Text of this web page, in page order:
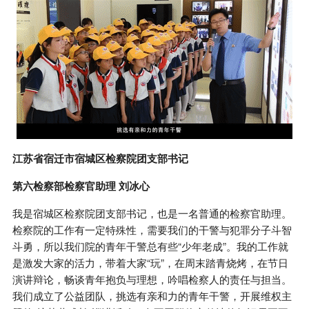
江苏省宿迁市宿城区检察院团支部书记
第六检察部检察官助理 刘冰心
我是宿城区检察院团支部书记，也是一名普通的检察官助理。
检察院的工作有一定特殊性，需要我们的干警与犯罪分子斗智
斗勇，所以我们院的青年干警总有些“少年老成”。我的工作就
是激发大家的活力，带着大家“玩”，在周末踏青烧烤，在节日
演讲辩论，畅谈青年抱负与理想，吟唱检察人的责任与担当。
我们成立了公益团队，挑选有亲和力的青年干警，开展维权主